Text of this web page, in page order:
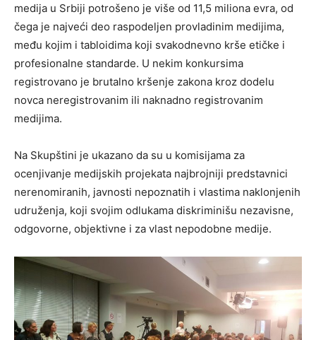
medija u Srbiji potrošeno je više od 11,5 miliona evra, od
čega je najveći deo raspodeljen provladinim medijima,
među kojim i tabloidima koji svakodnevno krše etičke i
profesionalne standarde. U nekim konkursima
registrovano je brutalno kršenje zakona kroz dodelu
novca neregistrovanim ili naknadno registrovanim
medijima.
Na Skupštini je ukazano da su u komisijama za
ocenjivanje medijskih projekata najbrojniji predstavnici
nerenomiranih, javnosti nepoznatih i vlastima naklonjenih
udruženja, koji svojim odlukama diskriminišu nezavisne,
odgovorne, objektivne i za vlast nepodobne medije.